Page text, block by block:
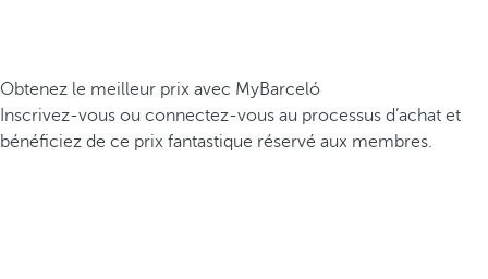
Obtenez le meilleur prix avec MyBarceló
Inscrivez-vous ou connectez-vous au processus d’achat et
bénéficiez de ce prix fantastique réservé aux membres.